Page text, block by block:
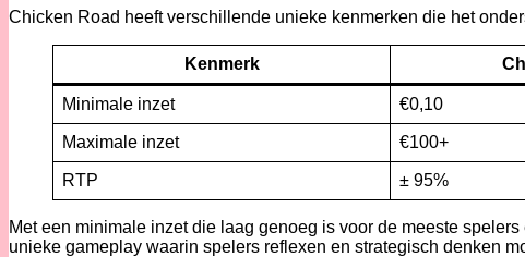
Chicken Road heeft verschillende unieke kenmerken die het
Kenmerk
Minimale inzet €0,10
Maximale inzet €100+
RTP ± 95%
Met een minimale inzet die laag genoeg is voor de meeste
unieke gameplay waarin spelers reflexen en strategisch denken